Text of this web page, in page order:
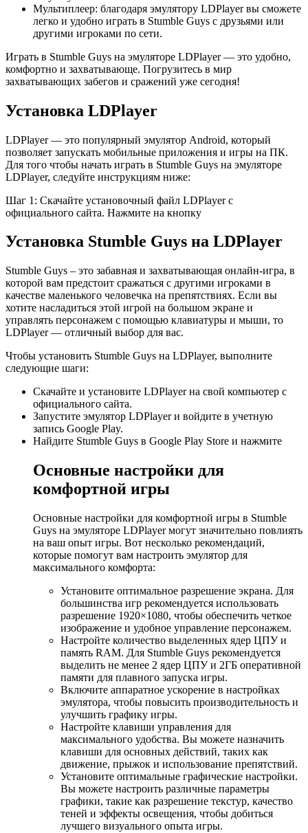
Мультиплеер: благодаря эмулятору LDPlayer вы сможете
легко и удобно играть в Stumble Guys с друзьями или
другими игроками по сети.
Играть в Stumble Guys на эмуляторе LDPlayer — это удобно,
комфортно и захватывающе. Погрузитесь в мир
захватывающих забегов и сражений уже сегодня!
Установка LDPlayer
LDPlayer — это популярный эмулятор Android, который
позволяет запускать мобильные приложения и игры на ПК.
Для того чтобы начать играть в Stumble Guys на эмуляторе
LDPlayer, следуйте инструкциям ниже:
Шаг 1: Скачайте установочный файл LDPlayer с
официального сайта. Нажмите на кнопку
Установка Stumble Guys на LDPlayer
Stumble Guys – это забавная и захватывающая онлайн-игра, в
которой вам предстоит сражаться с другими игроками в
качестве маленького человечка на препятствиях. Если вы
хотите насладиться этой игрой на большом экране и
управлять персонажем с помощью клавиатуры и мыши, то
LDPlayer — отличный выбор для вас.
Чтобы установить Stumble Guys на LDPlayer, выполните
следующие шаги:
Скачайте и установите LDPlayer на свой компьютер с
официального сайта.
Запустите эмулятор LDPlayer и войдите в учетную
запись Google Play.
Найдите Stumble Guys в Google Play Store и нажмите
Основные настройки для
комфортной игры
Основные настройки для комфортной игры в Stumble
Guys на эмуляторе LDPlayer могут значительно повлиять
на ваш опыт игры. Вот несколько рекомендаций,
которые помогут вам настроить эмулятор для
максимального комфорта:
Установите оптимальное разрешение экрана. Для
большинства игр рекомендуется использовать
разрешение 1920×1080, чтобы обеспечить четкое
изображение и удобное управление персонажем.
Настройте количество выделенных ядер ЦПУ и
память RAM. Для Stumble Guys рекомендуется
выделить не менее 2 ядер ЦПУ и 2ГБ оперативной
памяти для плавного запуска игры.
Включите аппаратное ускорение в настройках
эмулятора, чтобы повысить производительность и
улучшить графику игры.
Настройте клавиши управления для
максимального удобства. Вы можете назначить
клавиши для основных действий, таких как
движение, прыжок и использование препятствий.
Установите оптимальные графические настройки.
Вы можете настроить различные параметры
графики, такие как разрешение текстур, качество
теней и эффекты освещения, чтобы добиться
лучшего визуального опыта игры.